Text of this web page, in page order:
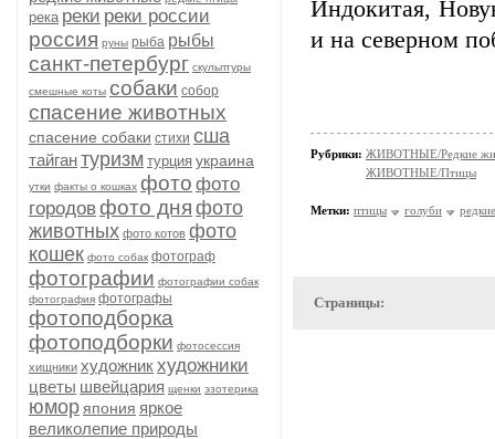
река реки реки россии
россия руны рыба рыбы
санкт-петербург скульптуры
смешные коты собаки собор
спасение животных
спасение собаки стихи сша
тайгантуризм турция украина
утки факты о кошках фото фото
городовфото дня фото
животных фото котов фото
кошек фото собак фотограф
фотографии фотографии собак
фотография фотографы
фотоподборка
фотоподборки фотосессия
хищники художникхудожники
цветы швейцария щенки эзотерика
юмор япония яркое
великолепие природы
Индокитая,
и на северном
Рубрики: ЖИВОТНЫЕ/Редкие
ЖИВОТНЫЕ/Птицы
Метки: птицы голуби
Страницы: